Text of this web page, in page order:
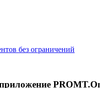
без ограничений